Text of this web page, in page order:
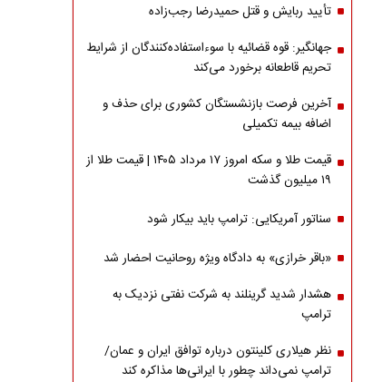
تأیید ربایش و قتل حمیدرضا رجب‌زاده
جهانگیر: قوه قضائیه با سوءاستفاده‌کنندگان از شرایط
تحریم قاطعانه برخورد می‌کند
آخرین فرصت بازنشستگان کشوری برای حذف و
اضافه بیمه تکمیلی
قیمت طلا و سکه امروز ۱۷ مرداد ۱۴۰۵ | قیمت طلا از
۱۹ میلیون گذشت
سناتور آمریکایی: ترامپ باید بیکار شود
«باقر خرازی» به دادگاه ویژه روحانیت احضار شد
هشدار شدید گرینلند به شرکت نفتی نزدیک به
ترامپ
نظر هیلاری کلینتون درباره توافق ایران و عمان/
ترامپ نمی‌داند چطور با ایرانی‌ها مذاکره کند